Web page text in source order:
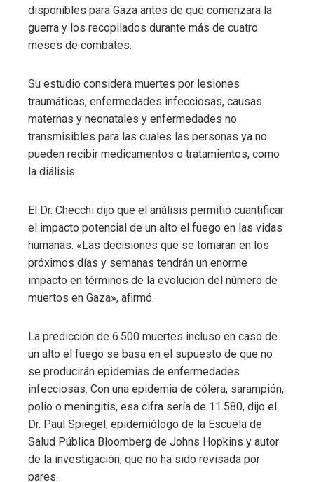
disponibles para Gaza antes de que comenzara la
guerra y los recopilados durante más de cuatro
meses de combates.
Su estudio considera muertes por lesiones
traumáticas, enfermedades infecciosas, causas
maternas y neonatales y enfermedades no
transmisibles para las cuales las personas ya no
pueden recibir medicamentos o tratamientos, como
la diálisis.
El Dr. Checchi dijo que el análisis permitió cuantificar
el impacto potencial de un alto el fuego en las vidas
humanas. «Las decisiones que se tomarán en los
próximos días y semanas tendrán un enorme
impacto en términos de la evolución del número de
muertos en Gaza», afirmó.
La predicción de 6.500 muertes incluso en caso de
un alto el fuego se basa en el supuesto de que no
se producirán epidemias de enfermedades
infecciosas. Con una epidemia de cólera, sarampión,
polio o meningitis, esa cifra sería de 11.580, dijo el
Dr. Paul Spiegel, epidemiólogo de la Escuela de
Salud Pública Bloomberg de Johns Hopkins y autor
de la investigación, que no ha sido revisada por
pares.